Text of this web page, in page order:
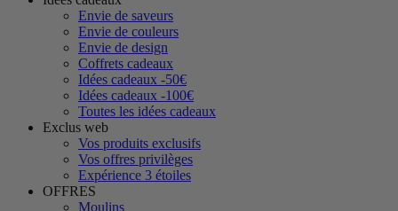
Envie de saveurs
Envie de couleurs
Envie de design
Coffrets cadeaux
Idées cadeaux -50€
Idées cadeaux -100€
Toutes les idées cadeaux
Exclus web
Vos produits exclusifs
Vos offres privilèges
Expérience 3 étoiles
OFFRES
Moulins